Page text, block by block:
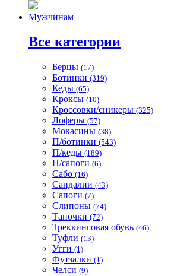
Мужчинам
Все категории
Берцы (17)
Ботинки (319)
Кеды (65)
Кроксы (10)
Кроссовки/сникеры (325)
Лоферы (57)
Мокасины (38)
П/ботинки (543)
П/кеды (189)
П/сапоги (6)
Сабо (16)
Сандалии (43)
Сапоги (7)
Слипоны (74)
Тапочки (72)
Треккинговая обувь (46)
Туфли (13)
Угги (1)
Футзалки (1)
Челси (9)